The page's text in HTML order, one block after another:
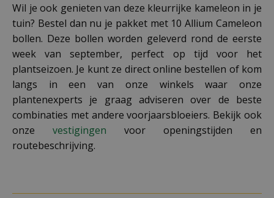
Wil je ook genieten van deze kleurrijke kameleon in je
tuin? Bestel dan nu je pakket met 10 Allium Cameleon
bollen. Deze bollen worden geleverd rond de eerste
week van september, perfect op tijd voor het
plantseizoen. Je kunt ze direct online bestellen of kom
langs in een van onze winkels waar onze
plantenexperts je graag adviseren over de beste
combinaties met andere voorjaarsbloeiers. Bekijk ook
onze vestigingen voor openingstijden en
routebeschrijving.